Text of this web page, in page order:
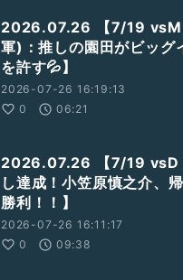
2026.07.26 【7/19
軍)：推しの園田がビッグ
を許す💦】
2026-07-26 16:19:13
0
06:21
2026.07.26 【7/19 vsD
し達成！小笠原慎之介、
勝利！！】
2026-07-26 16:11:17
0
09:38